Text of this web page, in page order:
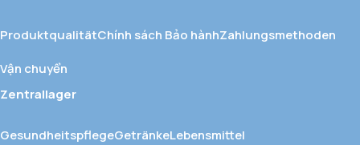
ProduktqualitätChính sách Bảo hànhZahlungsmethoden
Vận chuyển
Zentrallager
GesundheitspflegeGetränkeLebensmittel